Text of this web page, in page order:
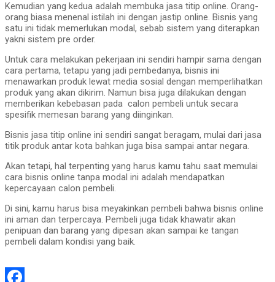
Kemudian yang kedua adalah membuka jasa titip online. Orang-
orang biasa menenal istilah ini dengan jastip online. Bisnis yang
satu ini tidak memerlukan modal, sebab sistem yang diterapkan
yakni sistem pre order.
Untuk cara melakukan pekerjaan ini sendiri hampir sama dengan
cara pertama, tetapu yang jadi pembedanya, bisnis ini
menawarkan produk lewat media sosial dengan memperlihatkan
produk yang akan dikirim. Namun bisa juga dilakukan dengan
memberikan kebebasan pada calon pembeli untuk secara
spesifik memesan barang yang diinginkan.
Bisnis jasa titip online ini sendiri sangat beragam, mulai dari jasa
titik produk antar kota bahkan juga bisa sampai antar negara.
Akan tetapi, hal terpenting yang harus kamu tahu saat memulai
cara bisnis online tanpa modal ini adalah mendapatkan
kepercayaan calon pembeli.
Di sini, kamu harus bisa meyakinkan pembeli bahwa bisnis online
ini aman dan terpercaya. Pembeli juga tidak khawatir akan
penipuan dan barang yang dipesan akan sampai ke tangan
pembeli dalam kondisi yang baik.